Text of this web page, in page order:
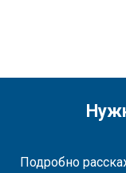
Подробно